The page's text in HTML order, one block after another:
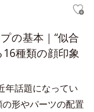
の基本｜“似合
16種類の顔印象
年話題になってい
の形やパーツの配置